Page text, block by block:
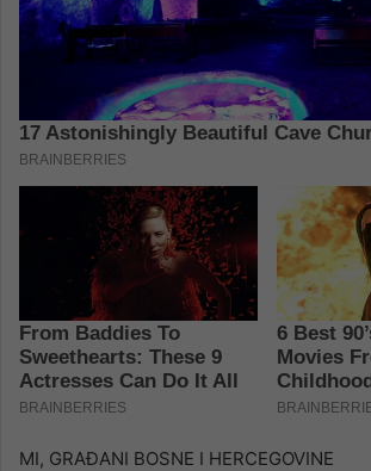
MI, GRAĐANI BOSNE I HERCEGOVINE